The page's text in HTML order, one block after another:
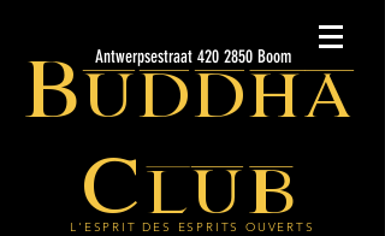
Buddha
Club
L'ESPRIT DES ESPRITS OUVERTS
Antwerpsestraat 420 2850 Boom